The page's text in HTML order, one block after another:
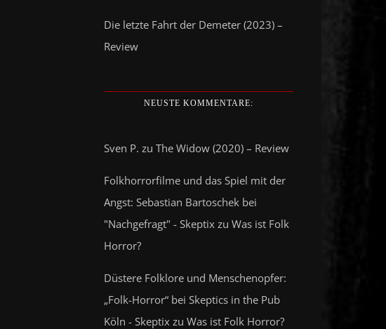
Die letzte Fahrt der Demeter (2023) –
Review
NEUSTE KOMMENTARE:
Sven P. zu The Widow (2020) – Review
Folkhorrorfilme und das Spiel mit der
Angst: Sebastian Bartoschek bei
"Nachgefragt" - Skeptix zu Was ist Folk
Horror?
Düstere Folklore und Menschenopfer:
„Folk-Horror“ bei Skeptics in the Pub
Köln - Skeptix zu Was ist Folk Horror?